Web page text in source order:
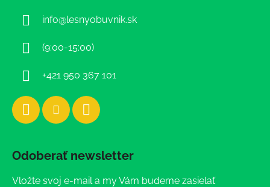
info@lesnyobuvnik.sk
(9:00-15:00)
+421 950 367 101
Odoberať newsletter
Vložte svoj e-mail a my Vám budeme zasielať